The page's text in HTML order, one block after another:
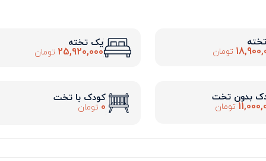
تومان
یک تخته
25,920,000 تومان
بدون تخت
تومان
کودک با تخت
0 تومان